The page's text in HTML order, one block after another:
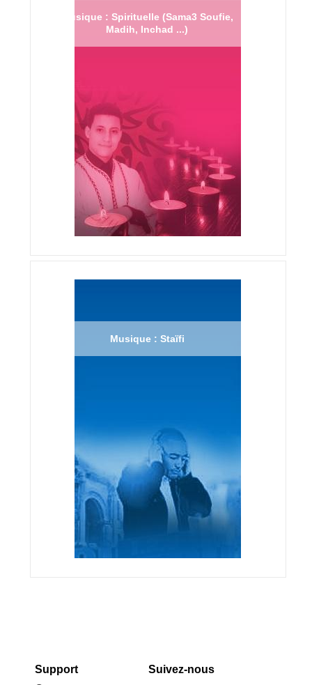
Musique : Spirituelle (Sama3 Soufie,
Madih, Inchad ...)
Musique : Staïfi
Support
Suivez-nous